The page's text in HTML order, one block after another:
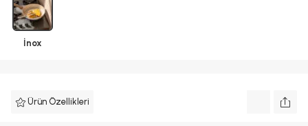
İnox
Ürün Özellikleri